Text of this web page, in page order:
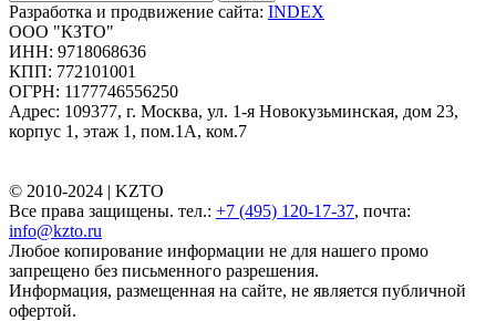
Разработка и продвижение сайта: INDEX
ООО "КЗТО"
ИНН: 9718068636
КПП: 772101001
ОГРН: 1177746556250
Адрес: 109377, г. Москва, ул. 1-я Новокузьминская, дом 23,
корпус 1, этаж 1, пом.1А, ком.7
© 2010-2024 | KZTO
Все права защищены. тел.: +7 (495) 120-17-37, почта:
info@kzto.ru
Любое копирование информации не для нашего промо
запрещено без письменного разрешения.
Информация, размещенная на сайте, не является публичной
офертой.